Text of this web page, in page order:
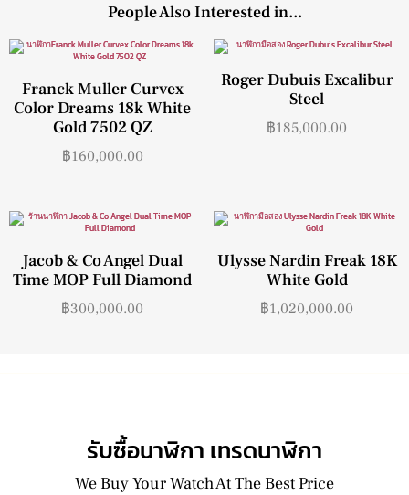
People Also Interested in...
Franck Muller Curvex
Color Dreams 18k White
Gold 7502 QZ
฿160,000.00
Roger Dubuis Excalibur
Steel
฿185,000.00
Jacob & Co Angel Dual
Time MOP Full Diamond
฿300,000.00
Ulysse Nardin Freak 18K
White Gold
฿1,020,000.00
รับซื้อนาฬิกา เทรดนาฬิกา
We Buy Your Watch At The Best Price